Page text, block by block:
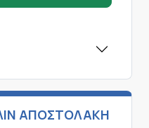
ΑΠΟΣΤΟΛΑΚΗ